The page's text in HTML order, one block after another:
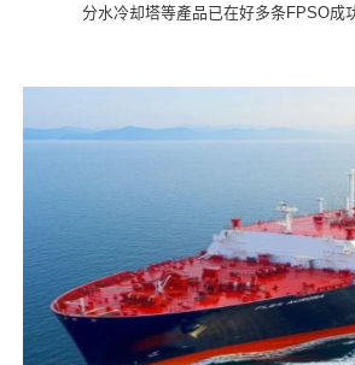
分水冷却塔等產品已在好多条FPSO成